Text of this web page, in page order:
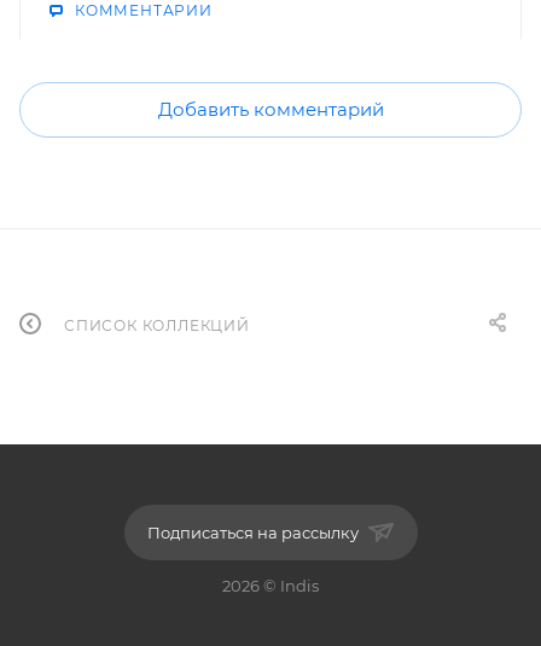
КОММЕНТАРИИ
Добавить комментарий
СПИСОК КОЛЛЕКЦИЙ
Подписаться на рассылку
2026 © Indis